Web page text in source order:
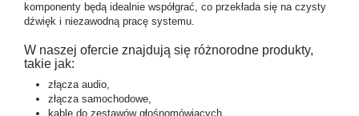
komponenty będą idealnie współgrać, co przekłada się na czysty
dźwięk i niezawodną pracę systemu.
W naszej ofercie znajdują się różnorodne produkty,
takie jak:
złącza audio,
złącza samochodowe,
kable do zestawów głośnomówiących,